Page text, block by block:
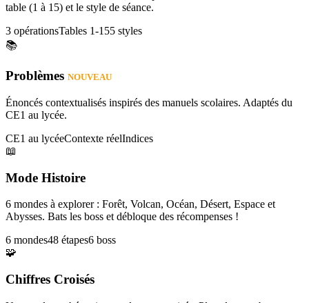
table (1 à 15) et le style de séance.
3 opérationsTables 1-155 styles
📚
Problèmes NOUVEAU
Énoncés contextualisés inspirés des manuels scolaires. Adaptés du
CE1 au lycée.
CE1 au lycéeContexte réelIndices
📖
Mode Histoire
6 mondes à explorer : Forêt, Volcan, Océan, Désert, Espace et
Abysses. Bats les boss et débloque des récompenses !
6 mondes48 étapes6 boss
🧩
Chiffres Croisés